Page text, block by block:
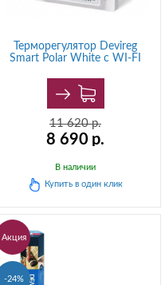
Терморегулятор Devireg
Smart Polar White c WI-FI
11 620 р.
8 690 р.
В наличии
Купить водин клик
Акция
-24%